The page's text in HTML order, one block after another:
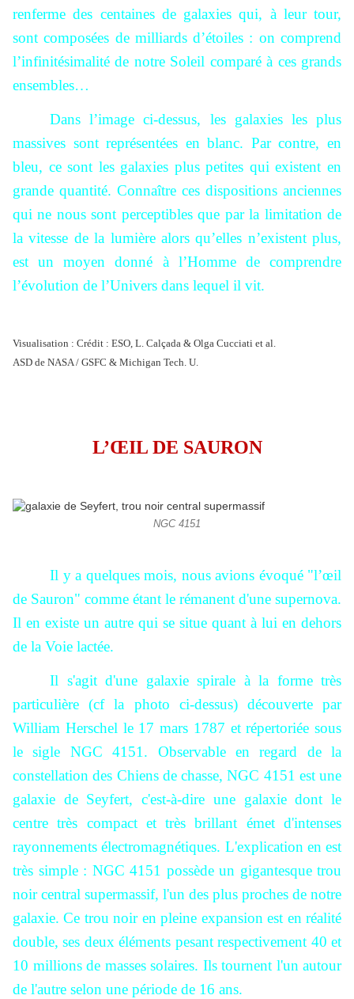
renferme des centaines de galaxies qui, à leur tour,
sont composées de milliards d’étoiles : on comprend
l’infinitésimalité de notre Soleil comparé à ces grands
ensembles…
Dans l’image ci-dessus, les galaxies les plus
massives sont représentées en blanc. Par contre, en
bleu, ce sont les galaxies plus petites qui existent en
grande quantité. Connaître ces dispositions anciennes
qui ne nous sont perceptibles que par la limitation de
la vitesse de la lumière alors qu’elles n’existent plus,
est un moyen donné à l’Homme de comprendre
l’évolution de l’Univers dans lequel il vit.
Visualisation : Crédit : ESO, L. Calçada & Olga Cucciati et al.
ASD de NASA / GSFC & Michigan Tech. U.
L’ŒIL DE SAURON
NGC 4151
Il y a quelques mois, nous avions évoqué "l’œil
de Sauron" comme étant le rémanent d'une supernova.
Il en existe un autre qui se situe quant à lui en dehors
de la Voie lactée.
Il s'agit d'une galaxie spirale à la forme très
particulière (cf la photo ci-dessus) découverte par
William Herschel le 17 mars 1787 et répertoriée sous
le sigle NGC 4151. Observable en regard de la
constellation des Chiens de chasse, NGC 4151 est une
galaxie de Seyfert, c'est-à-dire une galaxie dont le
centre très compact et très brillant émet d'intenses
rayonnements électromagnétiques. L'explication en est
très simple : NGC 4151 possède un gigantesque trou
noir central supermassif, l'un des plus proches de notre
galaxie. Ce trou noir en pleine expansion est en réalité
double, ses deux éléments pesant respectivement 40 et
10 millions de masses solaires. Ils tournent l'un autour
de l'autre selon une période de 16 ans.